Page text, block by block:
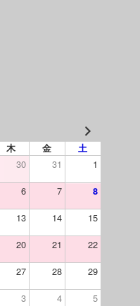
木 金 土
30 31
1
6 7 8
13 14
15
20 21
22
27 28
29
3 4 5